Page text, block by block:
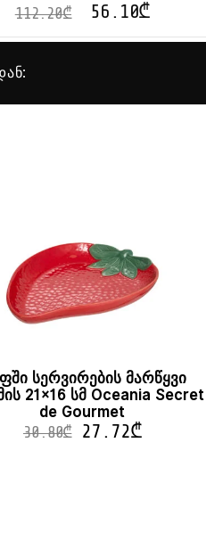
112.20₾ 56.10₾
სერვირების მარწყვი
21×16 სმ Oceania Secret
de Gourmet
30.80₾ 27.72₾